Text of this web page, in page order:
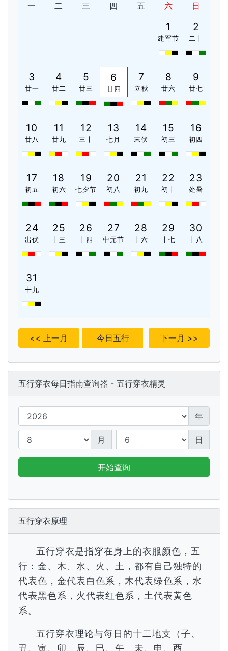
一 二 三 四 五 六 日
1
建军节
2
二十
3
廿一
4
廿二
5
廿三
6
廿四
7
立秋
8
廿六
9
廿七
10
廿八
11
廿九
12
三十
13
七月
14
末伏
15
初三
16
初四
17
初五
18
初六
19
七夕节
20
初八
21
初九
22
初十
23
处暑
24
出伏
25
十三
26
十四
27
中元节
28
十六
29
十七
30
十八
31
十九
<< 上一月 今日五行 下一月 >>
五行穿衣每日指南查询器 - 五行穿衣精灵
年
月 日
开始查询
五行穿衣原理
五行穿衣是指穿在身上的衣服颜色，五
行：金、木、水、火、土，都有自己独特的
代表色，金代表白色系，木代表绿色系，水
代表黑色系，火代表红色系，土代表黄色
系。
五行穿衣理论与每日的十二地支（子、
丑、寅、卯、辰、巳、午、未、申、酉、